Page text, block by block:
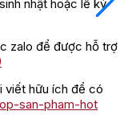
nhật hoặc lễ kỷ
zalo để được hỗ trợ
viết hữu ích để có
san-pham-hot